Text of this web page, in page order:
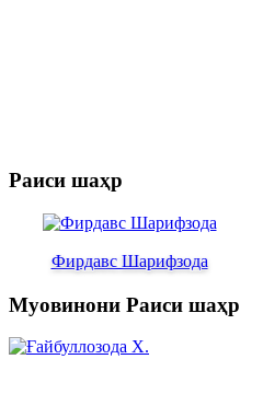
Раиси шаҳр
Фирдавс Шарифзода
Муовинони Раиси шаҳр